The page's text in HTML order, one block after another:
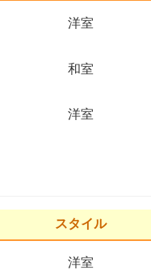
洋室
和室
洋室
スタイル
洋室